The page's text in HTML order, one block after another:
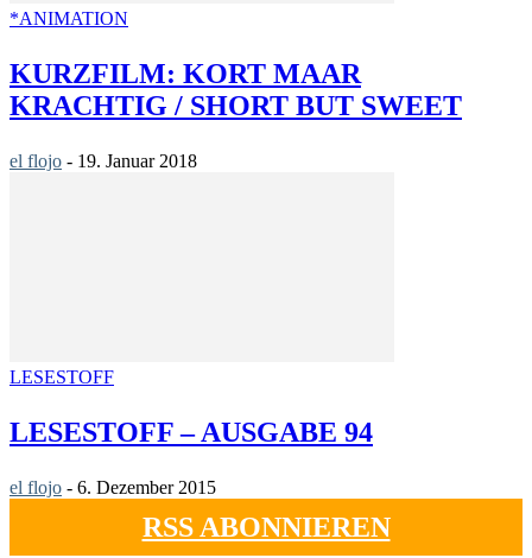
*ANIMATION
KURZFILM: KORT MAAR
KRACHTIG / SHORT BUT SWEET
el flojo - 19. Januar 2018
LESESTOFF
LESESTOFF – AUSGABE 94
el flojo - 6. Dezember 2015
RSS ABONNIEREN